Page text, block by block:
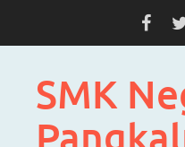
SMK